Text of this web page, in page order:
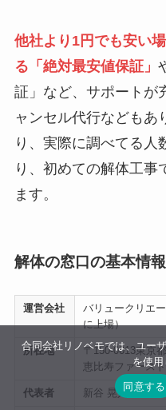
他社より1円でも安い
る「絶対最安値保証」
証」など、サポートが
ャンセル代行などもあ
り、実際に調べてる人
り、初めての解体工事
ます。
解体の窓口の基本情報
運営会社
バリュークリエ
に上場）
所在地
〒150-0013東京
恵比寿ファース
代表者 新谷 晃人
合同会社リノベモでは、ユー
を使用
同意する